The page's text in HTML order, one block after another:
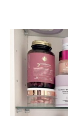
Co
Tarte,